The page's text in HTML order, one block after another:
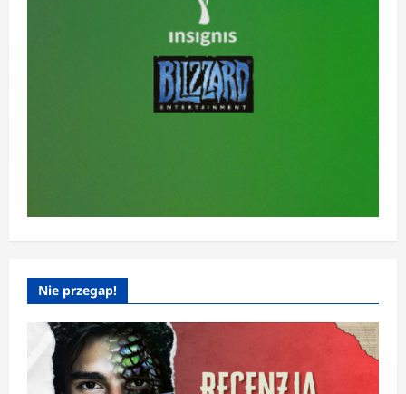
Nie przegap!